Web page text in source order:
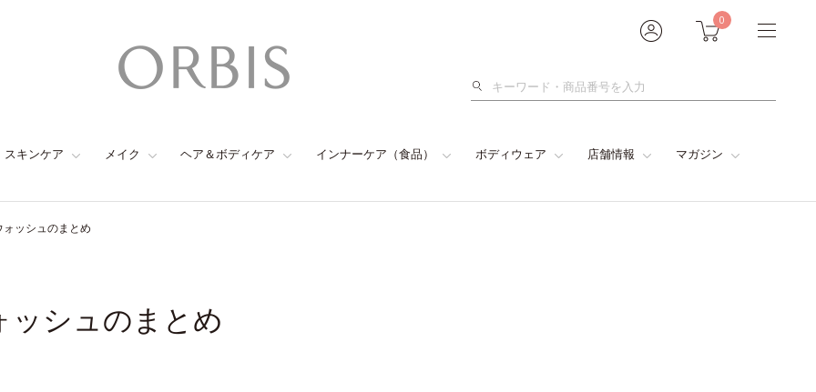
0
検
スキンケア メイク ヘア＆ボディケア インナーケア（食品） ボディウェア 店舗情報 マガジン
ッシュのまとめ
ッシュのまとめ